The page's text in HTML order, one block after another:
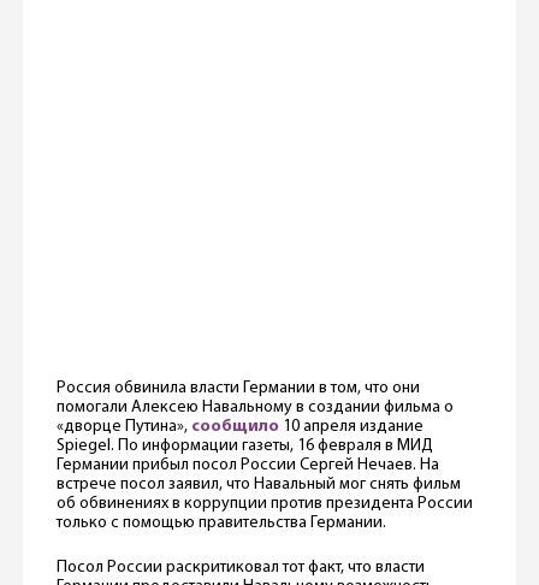
Россия обвинила власти Германии в том, что они
помогали Алексею Навальному в создании фильма о
«дворце Путина», сообщило10 апреля издание
Spiegel. По информации газеты, 16 февраля в МИД
Германии прибыл посол России Сергей Нечаев. На
встрече посол заявил, что Навальный мог снять фильм
об обвинениях в коррупции против президента России
только с помощью правительства Германии.
Посол России раскритиковал тот факт, что власти